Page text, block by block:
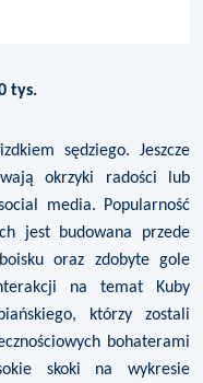
tys.
sędziego. Jeszcze
okrzyki radości lub
media. Popularność
jest budowana przede
oraz zdobyte gole
na temat Kuby
którzy zostali
bohaterami
skoki na wykresie